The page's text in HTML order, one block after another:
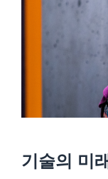
기술의 미